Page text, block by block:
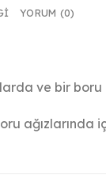
YORUM (0)
ve bir boru
ağızlarında iç